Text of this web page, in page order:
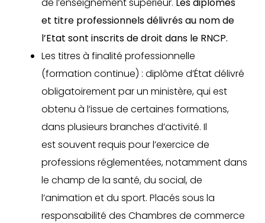
et titre professionnels délivrés au nom de
l’Etat sont inscrits de droit dans le RNCP.
Les titres à finalité professionnelle
(formation continue) : diplôme d’État délivré
obligatoirement par un ministère, qui est
obtenu à l’issue de certaines formations,
dans plusieurs branches d’activité. Il
est souvent requis pour l’exercice de
professions réglementées, notamment dans
le champ de la santé, du social, de
l’animation et du sport. Placés sous la
responsabilité des Chambres de commerce